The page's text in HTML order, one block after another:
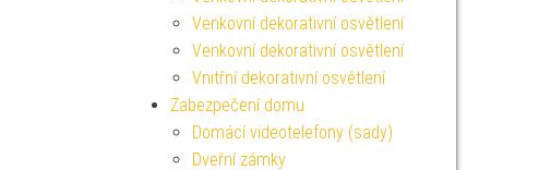
Venkovní dekorativní osvětlení
Venkovní dekorativní osvětlení
Vnitřní dekorativní osvětlení
Zabezpečení domu
Domácí videotelefony (sady)
Dveřní zámky